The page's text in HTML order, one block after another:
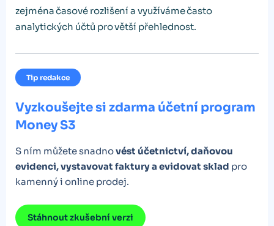
zejména časové rozlišení a využíváme často
analytických účtů pro větší přehlednost.
Tip redakce
Vyzkoušejte si zdarma účetní program
Money S3
S ním můžete snadnovést účetnictví, daňovou
evidenci, vystavovat faktury a evidovat sklad pro
kamenný i online prodej.
Stáhnout zkušební verzi